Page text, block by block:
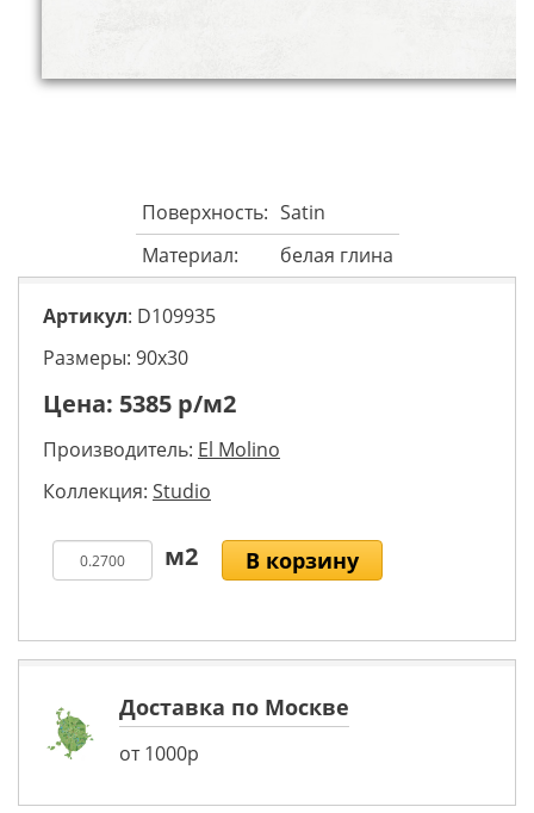
Поверхность: Satin
Материал:
белая глина
Артикул: D109935
Размеры: 90х30
Цена: 5385 р/м2
Производитель: El Molino
Коллекция: Studio
В корзину
Доставка по Москве
от 1000р